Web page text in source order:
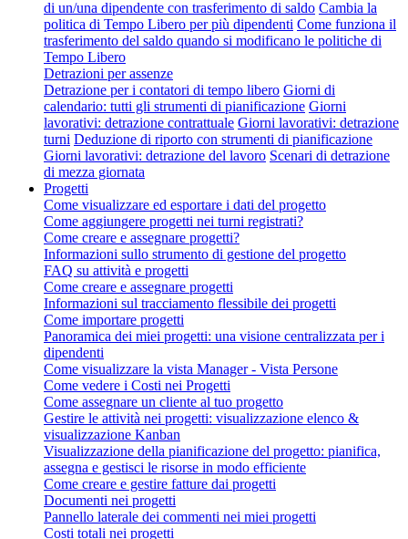
di un/una dipendente con trasferimento di saldo Cambia la
politica di Tempo Libero per più dipendenti Come funziona il
trasferimento del saldo quando si modificano le politiche di
Tempo Libero
Detrazioni per assenze
Detrazione per i contatori di tempo libero Giorni di
calendario: tutti gli strumenti di pianificazione Giorni
lavorativi: detrazione contrattuale Giorni lavorativi: detrazione
turni Deduzione di riporto con strumenti di pianificazione
Giorni lavorativi: detrazione del lavoro Scenari di detrazione
di mezza giornata
Progetti
Come visualizzare ed esportare i dati del progetto
Come aggiungere progetti nei turni registrati?
Come creare e assegnare progetti?
Informazioni sullo strumento di gestione del progetto
FAQ su attività e progetti
Come creare e assegnare progetti
Informazioni sul tracciamento flessibile dei progetti
Come importare progetti
Panoramica dei miei progetti: una visione centralizzata per i
dipendenti
Come visualizzare la vista Manager - Vista Persone
Come vedere i Costi nei Progetti
Come assegnare un cliente al tuo progetto
Gestire le attività nei progetti: visualizzazione elenco &
visualizzazione Kanban
Visualizzazione della pianificazione del progetto: pianifica,
assegna e gestisci le risorse in modo efficiente
Come creare e gestire fatture dai progetti
Documenti nei progetti
Pannello laterale dei commenti nei miei progetti
Costi totali nei progetti